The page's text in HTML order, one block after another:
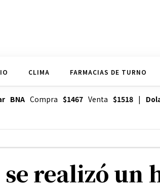
CLIMA FARMACIAS DE TURNO
BNACompra $1467Venta $1518|
realizó un